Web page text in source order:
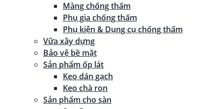
Màng chống thấm
Phụ gia chống thấm
Phụ kiện & Dụng cụ chống thấm
Vữa xây dựng
Bảo vệ bề mặt
Sản phẩm ốp lát
Keo dán gạch
Keo chà ron
Sản phẩm cho sàn